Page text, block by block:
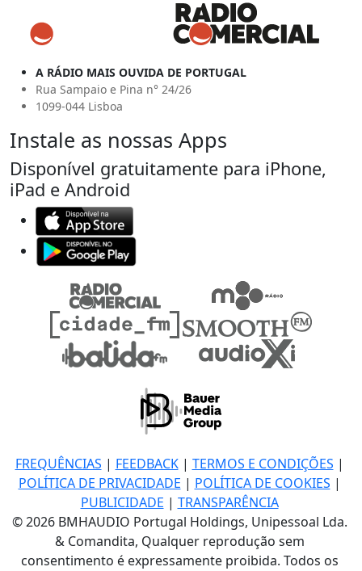
A RÁDIO MAIS OUVIDA DE PORTUGAL
Rua Sampaio e Pina n° 24/26
1099-044 Lisboa
Instale as nossas Apps
Disponível gratuitamente para iPhone,
iPad e Android
FREQUÊNCIAS | FEEDBACK| TERMOS E CONDIÇÕES |
POLÍTICA DE PRIVACIDADE | POLÍTICA DE COOKIES |
PUBLICIDADE | TRANSPARÊNCIA
© 2026 BMHAUDIO Portugal Holdings, Unipessoal Lda.
& Comandita, Qualquer reprodução sem
consentimento é expressamente proibida. Todos os